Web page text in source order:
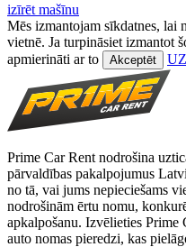
izīrēt mašīnu
Mēs izmantojam sīkdatnes, lai
vietnē. Ja turpināsiet izmantot
apmierināti ar to
Akceptēt
Prime Car Rent nodrošina
pārvaldības pakalpojumus
no tā, vai jums nepieciešams
nodrošinām ērtu nomu,
apkalpošanu. Izvēlieties
auto nomas pieredzi, kas